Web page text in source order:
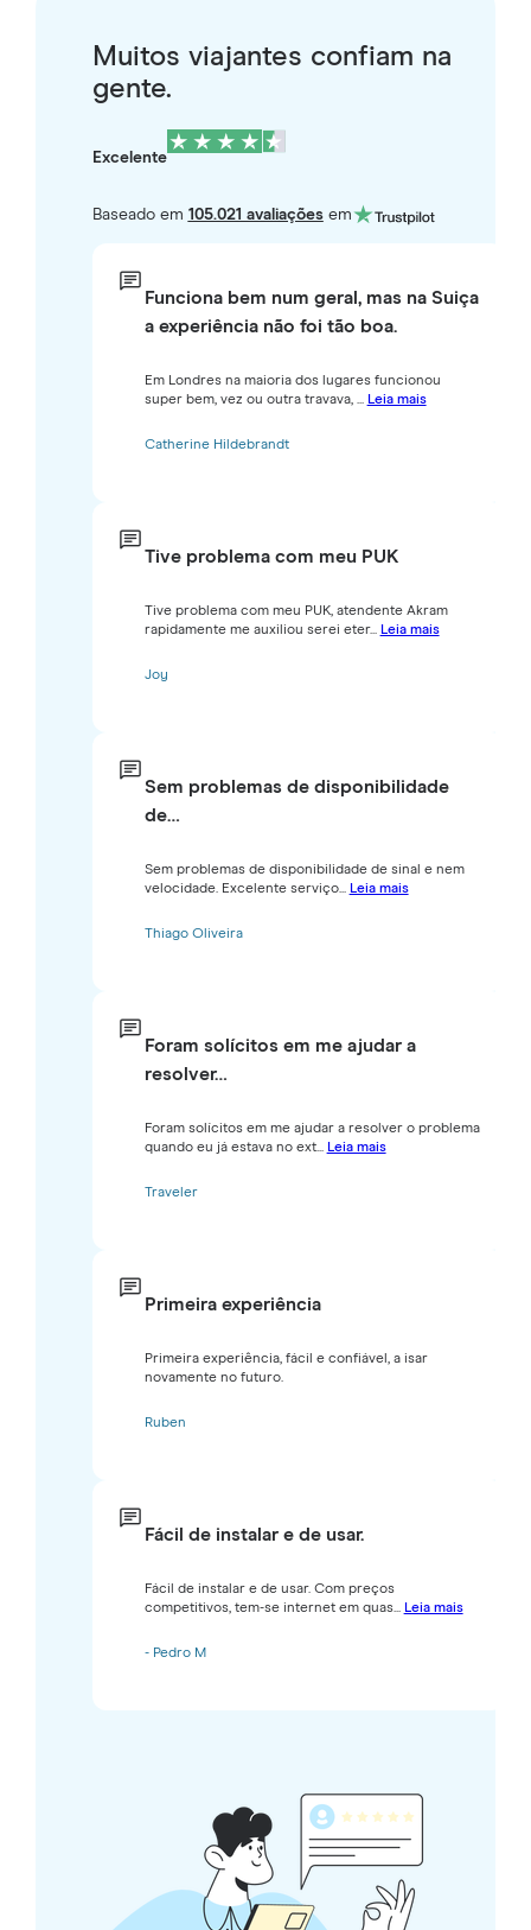
Muitos viajantes confiam na
gente.
Excelente
Baseado em 105.021 avaliaçõesem
Funciona bem num geral, mas na Suiça
a experiência não foi tão boa.
Em Londres na maioria dos lugares funcionou
super bem, vez ou outra travava, ... Leia mais
Catherine Hildebrandt
Tive problema com meu PUK
Tive problema com meu PUK, atendente Akram
rapidamente me auxiliou serei eter... Leia mais
Joy
Sem problemas de disponibilidade
de…
Sem problemas de disponibilidade de sinal e nem
velocidade. Excelente serviço... Leia mais
Thiago Oliveira
Foram solícitos em me ajudar a
resolver…
Foram solícitos em me ajudar a resolver o problema
quando eu já estava no ext... Leia mais
Traveler
Primeira experiência
Primeira experiência, fácil e confiável, a isar
novamente no futuro.
Ruben
Fácil de instalar e de usar.
Fácil de instalar e de usar. Com preços
competitivos, tem-se internet em quas... Leia mais
- Pedro M